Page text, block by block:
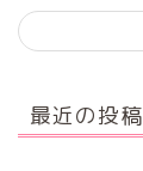
最近の投稿